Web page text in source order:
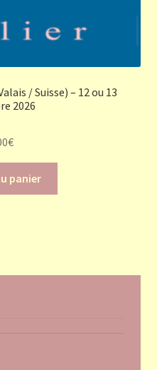
/ Suisse) – 12 ou 13
2026
€
panier